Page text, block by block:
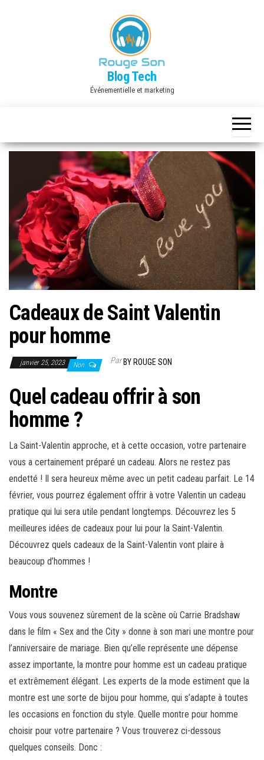
Blog Tech
Événementielle et marketing
Cadeaux de Saint Valentin
pour homme
janvier 25, 2023 Non ParBY ROUGE SON
Quel cadeau offrir à son
homme ?
La Saint-Valentin approche, et à cette occasion, votre partenaire
vous a certainement préparé un cadeau. Alors ne restez pas
endetté ! Il sera heureux même avec un petit cadeau parfait. Le 14
février, vous pourrez également offrir à votre Valentin un cadeau
pratique qui lui sera utile pendant longtemps. Découvrez les 5
meilleures idées de cadeaux pour lui pour la Saint-Valentin.
Découvrez quels cadeaux de la Saint-Valentin vont plaire à
beaucoup d’hommes !
Montre
Vous vous souvenez sûrement de la scène où Carrie Bradshaw
dans le film « Sex and the City » donne à son mari une montre pour
l’anniversaire de mariage. Bien qu’elle représente une dépense
assez importante, la montre pour homme est un cadeau pratique
et extrêmement élégant. Les experts de la mode estiment que la
montre est une sorte de bijou pour homme, qui s’adapte à toutes
les occasions en fonction du style. Quelle montre pour homme
choisir pour votre partenaire ? Vous trouverez ci-dessous
quelques conseils. Donc :